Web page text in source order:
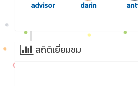
advisor darin
สถิติเยี่ยมชม